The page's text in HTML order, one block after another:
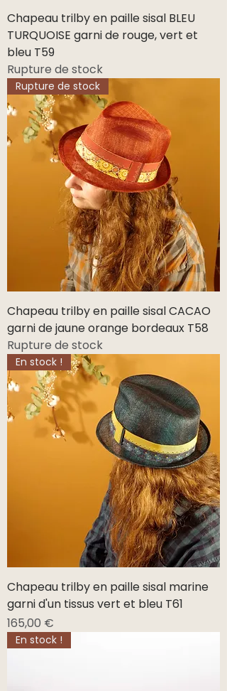
Chapeau trilby en paille sisal BLEU
TURQUOISE garni de rouge, vert et
bleu T59
Rupture de stock
Rupture de stock
Chapeau trilby en paille sisal CACAO
garni de jaune orange bordeaux T58
Rupture de stock
En stock !
Chapeau trilby en paille sisal marine
garni d'un tissus vert et bleu T61
Prix
165,00 €
En stock !